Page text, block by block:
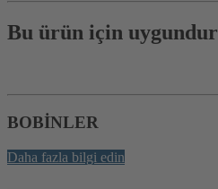
Bu ürün için uygundur
BOBİNLER
Daha fazla bilgi edin